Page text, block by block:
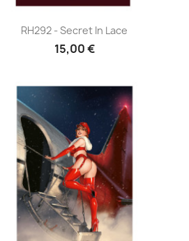
Aperçu rapide
RH292 - Secret In Lace
15,00 €